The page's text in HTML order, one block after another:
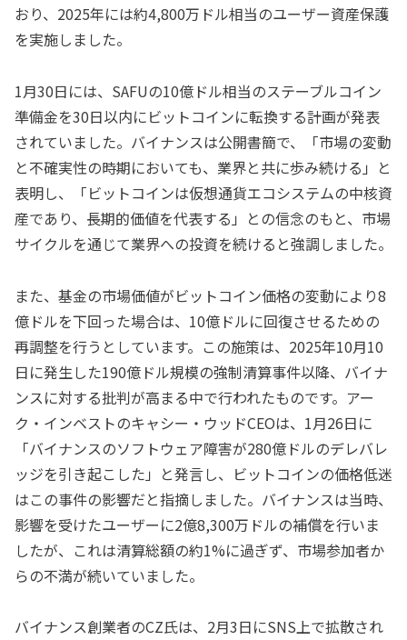
おり、2025年には約4,800万ドル相当のユーザー資産保護
を実施しました。
1月30日には、SAFUの10億ドル相当のステーブルコイン
準備金を30日以内にビットコインに転換する計画が発表
されていました。バイナンスは公開書簡で、「市場の変動
と不確実性の時期においても、業界と共に歩み続ける」と
表明し、「ビットコインは仮想通貨エコシステムの中核資
産であり、長期的価値を代表する」との信念のもと、市場
サイクルを通じて業界への投資を続けると強調しました。
また、基金の市場価値がビットコイン価格の変動により8
億ドルを下回った場合は、10億ドルに回復させるための
再調整を行うとしています。この施策は、2025年10月10
日に発生した190億ドル規模の強制清算事件以降、バイナ
ンスに対する批判が高まる中で行われたものです。アー
ク・インベストのキャシー・ウッドCEOは、1月26日に
「バイナンスのソフトウェア障害が280億ドルのデレバレ
ッジを引き起こした」と発言し、ビットコインの価格低迷
はこの事件の影響だと指摘しました。バイナンスは当時、
影響を受けたユーザーに2億8,300万ドルの補償を行いま
したが、これは清算総額の約1%に過ぎず、市場参加者か
らの不満が続いていました。
バイナンス創業者のCZ氏は、2月3日にSNS上で拡散され